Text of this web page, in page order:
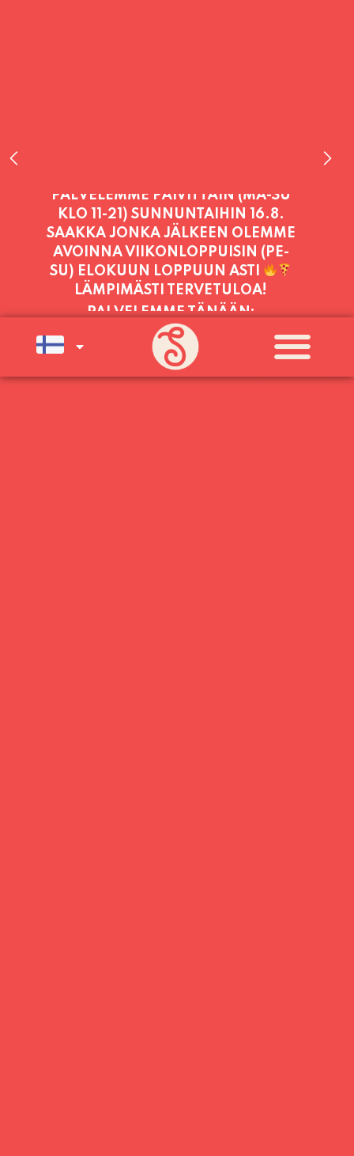
PALVELEMME TÄNÄÄN:
LAUANTAI 11:00 - 21:00
PALVELEMME PÄIVITTÄIN (MA-SU
KLO 11-21) SUNNUNTAIHIN 16.8.
SAAKKA JONKA JÄLKEEN OLEMME
AVOINNA VIIKONLOPPUISIN (PE-
SU) ELOKUUN LOPPUUN ASTI
LÄMPIMÄSTI TERVETULOA!